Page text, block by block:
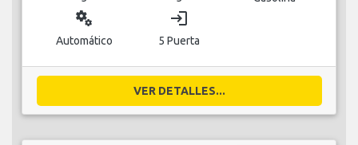
miscellaneous_services
Automático
login
5 Puerta
VER DETALLES...